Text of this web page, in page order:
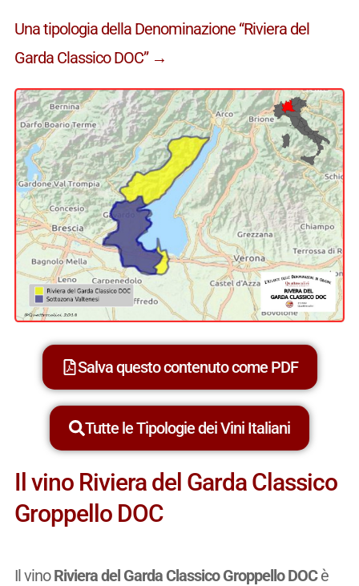
Una tipologia della Denominazione “Riviera del
Garda Classico DOC” →
Salva questo contenuto come PDF
Tutte le Tipologie dei Vini Italiani
Il vino Riviera del Garda Classico
Groppello DOC
Il vinoRiviera del Garda Classico Groppello DOCè